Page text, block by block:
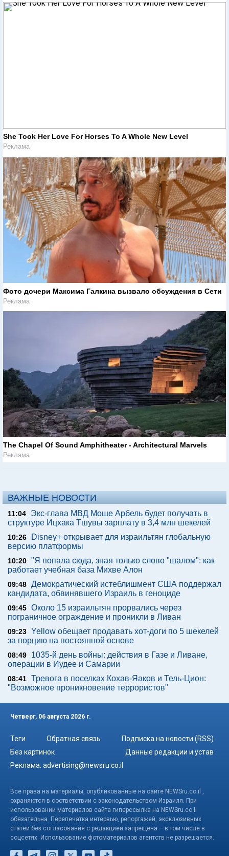
She Took Her Love For Horses To A Whole New Level
Реклама
Фото дочери Максима Галкина вызвало обсуждения в Сети
Реклама
The Chapel Of Sound Amphitheater - Architectural Marvels
Реклама
ВАЖНЫЕ НОВОСТИ
11:04
Экс-глава МВД Моше Арбель будет получать в
структуре Ицхака Тшувы зарплату в 3,4 млн шекелей
10:26
Disney+ открывает для израильтян глобальную
версию платформы
10:20 "Я попала сюда, зная только слово "шалом": как
работает учебная база Михве Алон
09:48 Демократический истеблишмент США поддержал
кандидата, обвинявшего Израиль в геноциде
09:45 Около 15 израильтян прорвались через
пограничное ограждение и проникли в Ливан
09:23 Yellow обещает продавать хот-доги по 5 шекелей
за порцию на постоянной основе
08:49
1035-й день войны: действия в Газе и Ливане,
операции в Иудее и Самарии
08:41 Тревога в поселках Кохав-Яаков и Тель-Цион:
"Возможное проникновение террористов"
Четверг, 06 августа 2026 г.
Теги Обратная связь
Подписка на новости (RSS)
Без картинок
Данные редакции и устав
Реклама: advertising@newsru.co.il
Все права на материалы, опубликованные на сайте NEWSru.co.il ,
охраняются в соответствии с законодательством Израиля. При
использовании материалов сайта гиперссылка на NEWSru.co.il
обязательна. Перепечатка интервью, репортажей, эксклюзивных
статей без согласования с редакцией запрещена – в том числе в
соцсетях. Использование фотоматериалов агентств не разрешается.